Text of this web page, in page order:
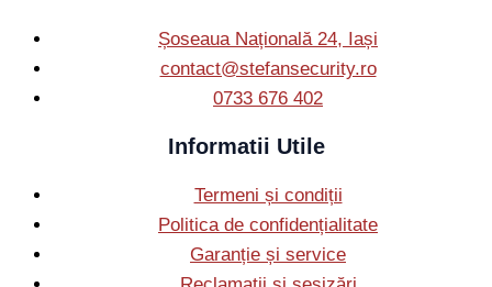
Șoseaua Națională 24, Iași
contact@stefansecurity.ro
0733 676 402
Informatii Utile
Termeni și condiții
Politica de confidențialitate
Garanție și service